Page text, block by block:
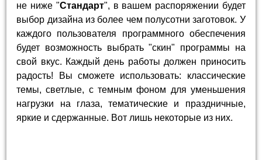
не ниже "Стандарт", в вашем распоряжении будет
выбор дизайна из более чем полусотни заготовок. У
каждого пользователя программного обеспечения
будет возможность выбрать "скин" программы на
свой вкус. Каждый день работы должен приносить
радость! Вы сможете использовать: классические
темы, светлые, с темным фоном для уменьшения
нагрузки на глаза, тематические и праздничные,
яркие и сдержанные. Вот лишь некоторые из них.